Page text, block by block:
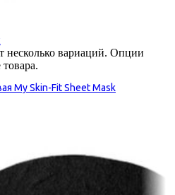
несколько вариаций. Опции
My Skin-Fit Sheet Mask